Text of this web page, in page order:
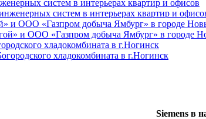
систем в интерьерах квартир и офисов
и ООО «Газпром добыча Ямбург» в городе
хладокомбината в г.Ногинск
Siemens в